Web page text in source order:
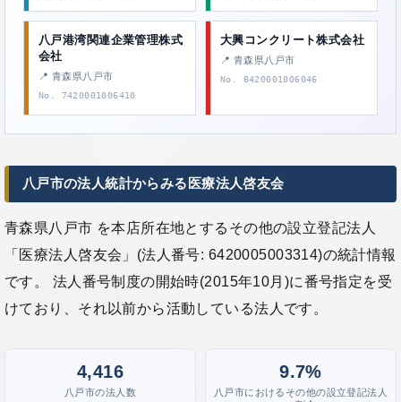
八戸港湾関連企業管理株式
会社
📍 青森県八戸市
No. 7420001006410
大興コンクリート株式会社
📍 青森県八戸市
No. 8420001006046
八戸市の法人統計からみる医療法人啓友会
青森県八戸市 を本店所在地とするその他の設立登記法人
「医療法人啓友会」(法人番号: 6420005003314)の統計情報
です。 法人番号制度の開始時(2015年10月)に番号指定を受
けており、それ以前から活動している法人です。
4,416
八戸市の法人数
9.7%
八戸市におけるその他の設立登記法人